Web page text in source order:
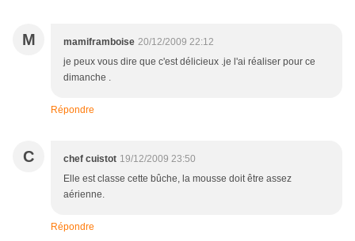
M mamiframboise 20/12/2009 22:12
je peux vous dire que c'est délicieux .je l'ai réaliser pour ce
dimanche .
Répondre
C chef cuistot 19/12/2009 23:50
Elle est classe cette bûche, la mousse doit être assez
aérienne.
Répondre